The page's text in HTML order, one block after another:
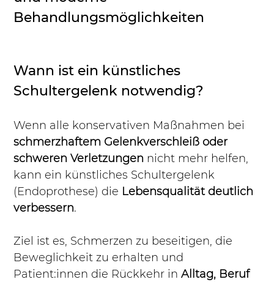
Behandlungsmöglichkeiten
Wann ist ein künstliches
Schultergelenk notwendig?
Wenn alle konservativen Maßnahmen bei
schmerzhaftem Gelenkverschleiß oder
schweren Verletzungen nicht mehr helfen,
kann ein künstliches Schultergelenk
(Endoprothese) die Lebensqualität deutlich
verbessern.
Ziel ist es, Schmerzen zu beseitigen, die
Beweglichkeit zu erhalten und
Patient:innen die Rückkehr in Alltag, Beruf